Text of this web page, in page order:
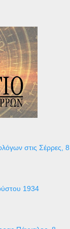
στις Σέρρες, 8
1934